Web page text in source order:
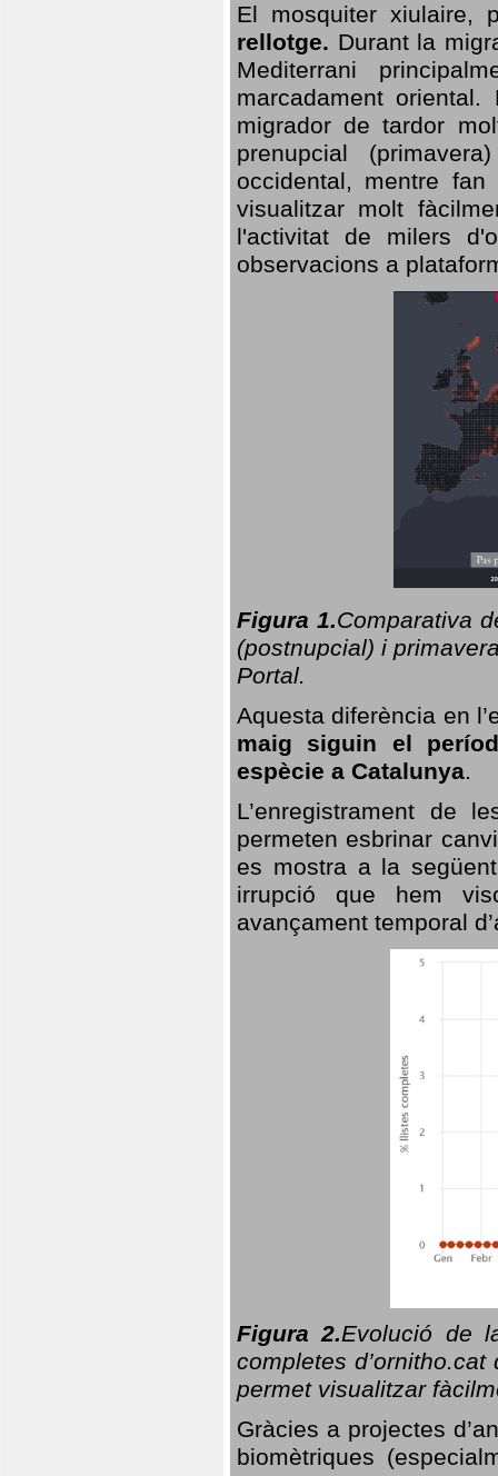
El mosquiter xiulaire,
rellotge. Durant la
Mediterrani
marcadament
migrador de tardor
prenupcial
occidental, mentre
visualitzar molt
l'activitat de milers
observacions a
Figura 1.Comparativa
(postnupcial) i
Portal.
Aquesta diferència en
maig siguin el
espècie a Catalunya.
L’enregistrament de
permeten esbrinar
es mostra a la
irrupció que hem
avançament temporal
Figura 2.Evolució de
completes
permet visualitzar
Gràcies a projectes
biomètriques